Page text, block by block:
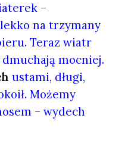
–
na trzymany
Teraz wiatr
mocniej.
ustami, długi,
Możemy
– wydech